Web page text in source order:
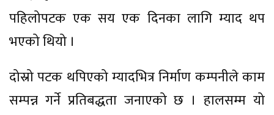
पहिलोपटक एक सय एक दिनका लागि म्याद थप
भएको थियो ।
दोस्रो पटक थपिएको म्यादभित्र निर्माण कम्पनीले काम
सम्पन्न गर्ने प्रतिबद्धता जनाएको छ । हालसम्म यो